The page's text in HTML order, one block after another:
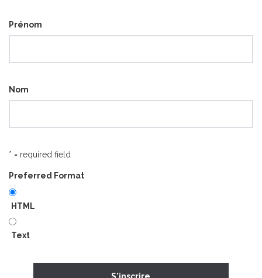
Prénom
Nom
* = required field
Preferred Format
HTML
Text